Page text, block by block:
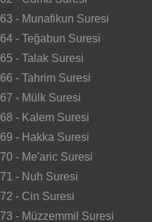
63 - Munafikun Suresi
64 - Teğabun Suresi
65 - Talak Suresi
66 - Tahrim Suresi
67 - Mülk Suresi
68 - Kalem Suresi
69 - Hakka Suresi
70 - Me'aric Suresi
71 - Nuh Suresi
72 - Cin Suresi
73 - Müzzemmil Suresi